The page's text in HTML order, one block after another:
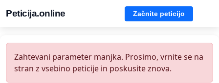
Peticija.online Začnite peticijo
Zahtevani parameter manjka. Prosimo, vrnite se na
stran z vsebino peticije in poskusite znova.